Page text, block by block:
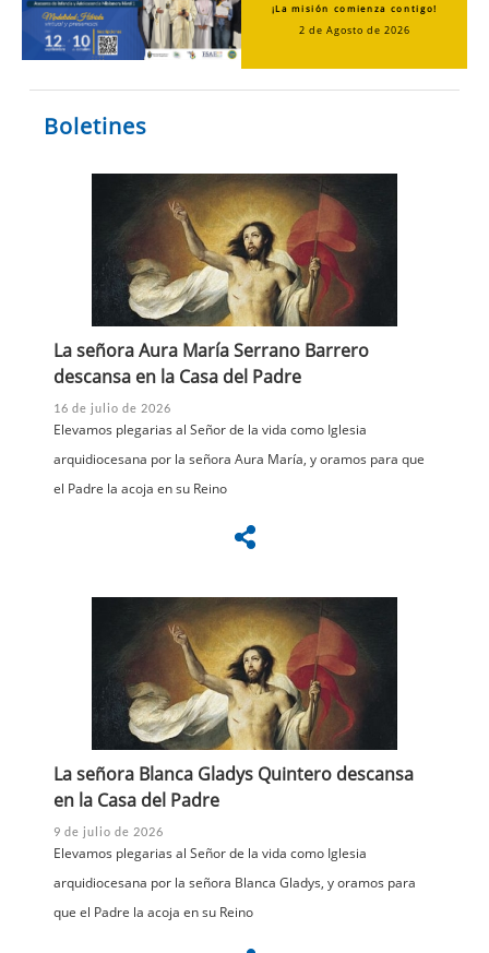
¡La misión comienza contigo!
2 de Agosto de 2026
Boletines
La señora Aura María Serrano Barrero
descansa en la Casa del Padre
16 de julio de 2026
Elevamos plegarias al Señor de la vida como Iglesia
arquidiocesana por la señora Aura María, y oramos para que
el Padre la acoja en su Reino
La señora Blanca Gladys Quintero descansa
en la Casa del Padre
9 de julio de 2026
Elevamos plegarias al Señor de la vida como Iglesia
arquidiocesana por la señora Blanca Gladys, y oramos para
que el Padre la acoja en su Reino